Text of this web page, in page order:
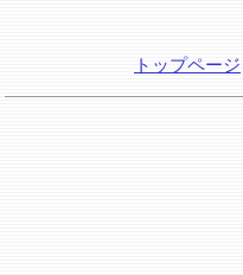
トップページ